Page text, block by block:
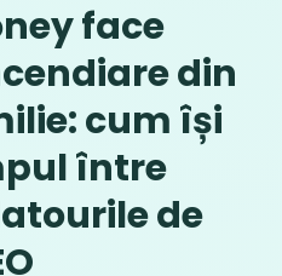
face
din
cum își
între
de